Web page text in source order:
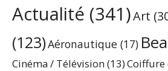
Actualité (341)Art
(123)Aéronautique (17)
Cinéma / Télévision(13)Coiffure